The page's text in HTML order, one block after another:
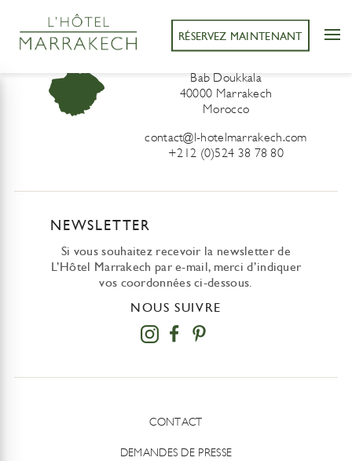
RÉSERVEZ MAINTENANT
L’Hôtel Marrakech
Bab Doukkala
40000 Marrakech
Morocco
contact@l-hotelmarrakech.com
+212 (0)524 38 78 80
NEWSLETTER
Si vous souhaitez recevoir la newsletter de
L’Hôtel Marrakech par e-mail, merci d’indiquer
vos coordonnées ci-dessous.
NOUS SUIVRE
CONTACT
DEMANDES DE PRESSE